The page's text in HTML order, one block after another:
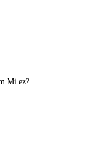
Mi ez?